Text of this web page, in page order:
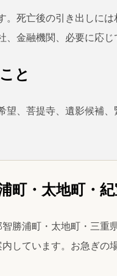
。死亡後の引き出しに
、金融機関、必要に応じ
と
望、菩提寺、遺影候補
町・太地町・
勝浦町・太地町・三重
しています。お急ぎの